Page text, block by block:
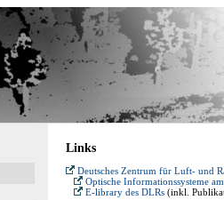
Links
Deutsches Zentrum für Luft- und
Optische Informationssysteme
E-library des DLRs (inkl.